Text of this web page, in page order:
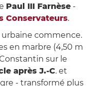
Paul III Farnèse-
Conservateurs.
urbaine commence.
en marbre (4,50 m
sur le
après J.-C. et
- transformé plus